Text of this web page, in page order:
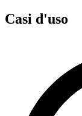
Casi d'uso